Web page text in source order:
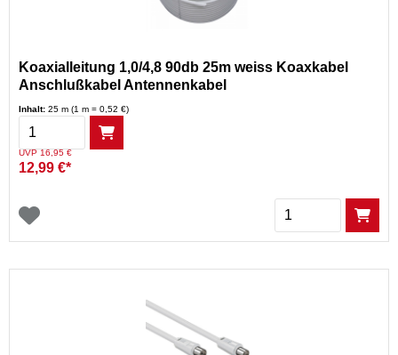
Koaxialleitung 1,0/4,8 90db 25m weiss Koaxkabel
Anschlußkabel Antennenkabel
Inhalt: 25 m (1 m = 0,52 €)
Menge
Preis reduziert von
UVP 16,95 €auf
12,99 €*
Menge